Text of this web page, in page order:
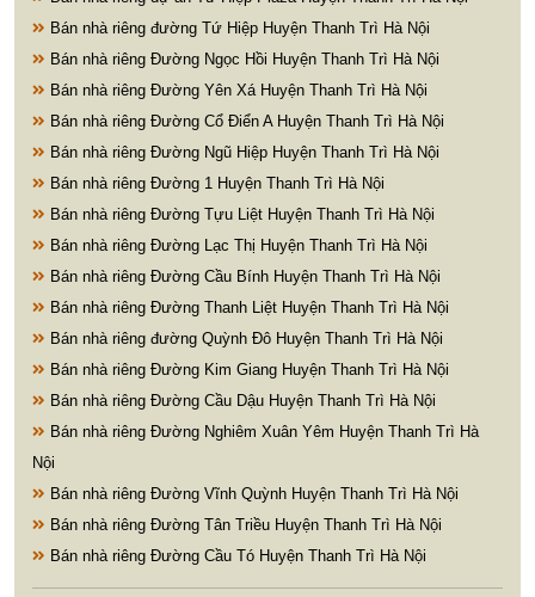
Bán nhà riêng đường Tứ Hiệp Huyện Thanh Trì Hà Nội
Bán nhà riêng Đường Ngọc Hồi Huyện Thanh Trì Hà Nội
Bán nhà riêng Đường Yên Xá Huyện Thanh Trì Hà Nội
Bán nhà riêng Đường Cổ Điển A Huyện Thanh Trì Hà Nội
Bán nhà riêng Đường Ngũ Hiệp Huyện Thanh Trì Hà Nội
Bán nhà riêng Đường 1 Huyện Thanh Trì Hà Nội
Bán nhà riêng Đường Tựu Liệt Huyện Thanh Trì Hà Nội
Bán nhà riêng Đường Lạc Thị Huyện Thanh Trì Hà Nội
Bán nhà riêng Đường Cầu Bính Huyện Thanh Trì Hà Nội
Bán nhà riêng Đường Thanh Liệt Huyện Thanh Trì Hà Nội
Bán nhà riêng đường Quỳnh Đô Huyện Thanh Trì Hà Nội
Bán nhà riêng Đường Kim Giang Huyện Thanh Trì Hà Nội
Bán nhà riêng Đường Cầu Dậu Huyện Thanh Trì Hà Nội
Bán nhà riêng Đường Nghiêm Xuân Yêm Huyện Thanh Trì Hà
Nội
Bán nhà riêng Đường Vĩnh Quỳnh Huyện Thanh Trì Hà Nội
Bán nhà riêng Đường Tân Triều Huyện Thanh Trì Hà Nội
Bán nhà riêng Đường Cầu Tó Huyện Thanh Trì Hà Nội